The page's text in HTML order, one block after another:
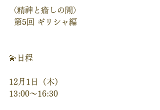
〈精神と瘉しの閒〉
  第5回 ギリシャ編
💫日程
12月1日（木）
13:00～16:30